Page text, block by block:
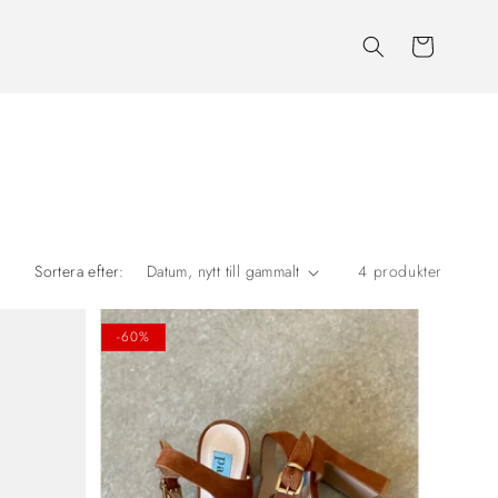
Varukorg
Sortera efter: 4 produkter
-60%